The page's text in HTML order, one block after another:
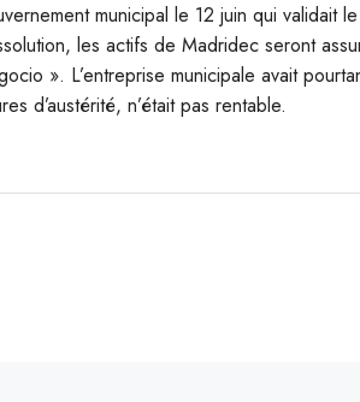
municipal le 12 juin qui validait
les actifs de Madridec seront
». L’entreprise municipale avait
d’austérité, n’était pas rentable.